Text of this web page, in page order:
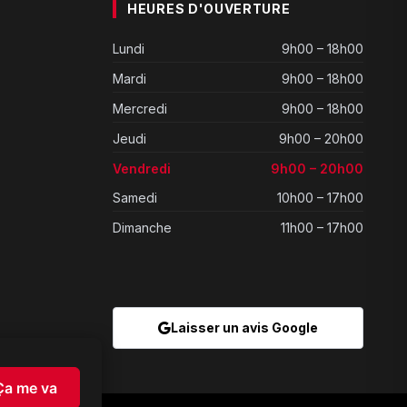
me va
HEURES D'OUVERTURE
Lundi
9h00 – 18h00
Mardi
9h00 – 18h00
Mercredi
9h00 – 18h00
Jeudi
9h00 – 20h00
Vendredi
9h00 – 20h00
Samedi
10h00 – 17h00
Dimanche
11h00 – 17h00
Laisser un avis Google